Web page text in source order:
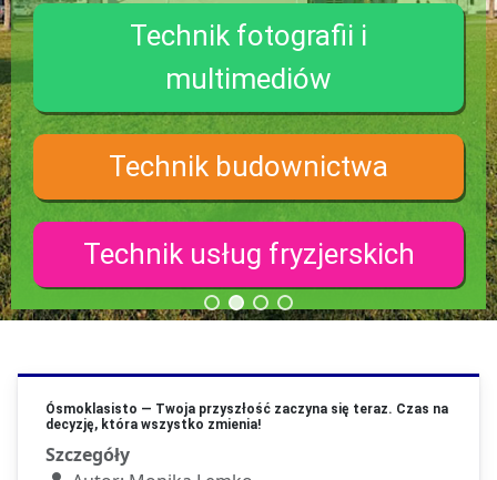
Technik fotografii i
multimediów
Technik budownictwa
Technik usług fryzjerskich
Ósmoklasisto — Twoja przyszłość zaczyna się teraz. Czas na
decyzję, która wszystko zmienia!
Szczegóły